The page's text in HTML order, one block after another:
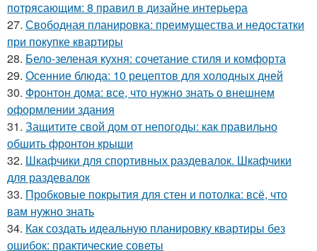
потрясающим: 8 правил в дизайне интерьера
27. Свободная планировка: преимущества и недостатки
при покупке квартиры
28. Бело-зеленая кухня: сочетание стиля и комфорта
29. Осенние блюда: 10 рецептов для холодных дней
30. Фронтон дома: все, что нужно знать о внешнем
оформлении здания
31. Защитите свой дом от непогоды: как правильно
обшить фронтон крыши
32. Шкафчики для спортивных раздевалок. Шкафчики
для раздевалок
33. Пробковые покрытия для стен и потолка: всё, что
вам нужно знать
34. Как создать идеальную планировку квартиры без
ошибок: практические советы